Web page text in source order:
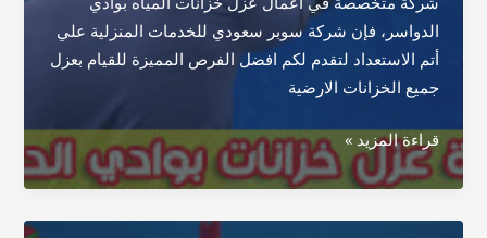
الدواسر، فإن شركة سوبر سعودي للخدمات المنزلية علي
أتم الاستعداد لتقدم لكم افضل الفرص المميزة للقيام بعزل
جميع الخزانات الارضية
شركة
عزل
خزانات
بوادي
قراءة المزيد »